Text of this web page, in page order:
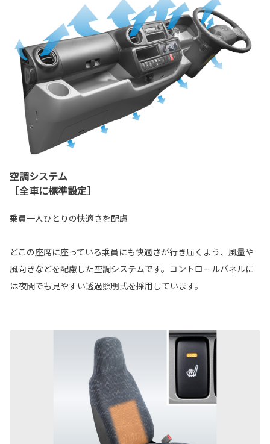
空調システム
［全車に標準設定］
乗員一人ひとりの快適さを配慮
どこの座席に座っている乗員にも快適さが行き届くよう、風量や
風向きなどを配慮した空調システムです。コントロールパネルに
は夜間でも見やすい透過照明式を採用しています。